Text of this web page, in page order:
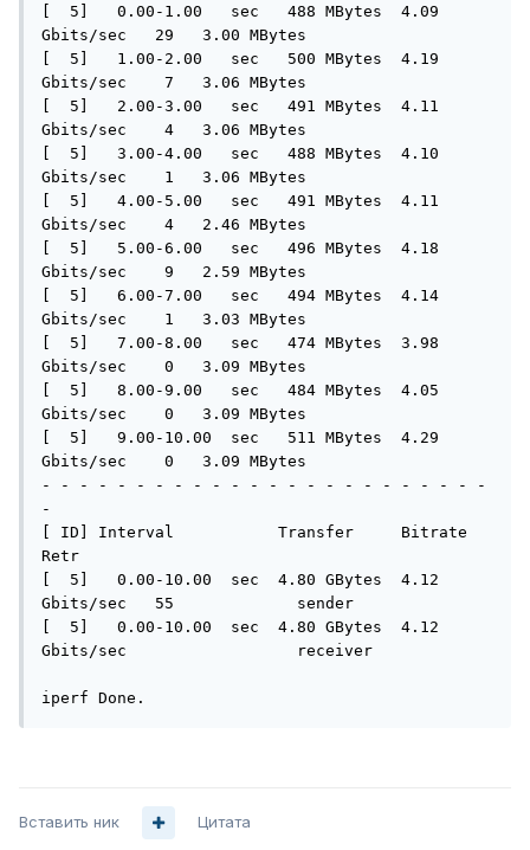
[  5]   0.00-1.00   sec   488 MBytes  4.09
Gbits/sec   29   3.00 MBytes
[  5]   1.00-2.00   sec   500 MBytes  4.19
Gbits/sec    7   3.06 MBytes
[  5]   2.00-3.00   sec   491 MBytes  4.11
Gbits/sec    4   3.06 MBytes
[  5]   3.00-4.00   sec   488 MBytes  4.10
Gbits/sec    1   3.06 MBytes
[  5]   4.00-5.00   sec   491 MBytes  4.11
Gbits/sec    4   2.46 MBytes
[  5]   5.00-6.00   sec   496 MBytes  4.18
Gbits/sec    9   2.59 MBytes
[  5]   6.00-7.00   sec   494 MBytes  4.14
Gbits/sec    1   3.03 MBytes
[  5]   7.00-8.00   sec   474 MBytes  3.98
Gbits/sec    0   3.09 MBytes
[  5]   8.00-9.00   sec   484 MBytes  4.05
Gbits/sec    0   3.09 MBytes
[  5]   9.00-10.00  sec   511 MBytes  4.29
Gbits/sec    0   3.09 MBytes
- - - - - - - - - - - - - - - - - - - - - - - -
-
[ ID] Interval           Transfer     Bitrate
Retr
[  5]   0.00-10.00  sec  4.80 GBytes  4.12
Gbits/sec   55             sender
[  5]   0.00-10.00  sec  4.80 GBytes  4.12
Gbits/sec                  receiver
iperf Done.
Вставить ник Цитата